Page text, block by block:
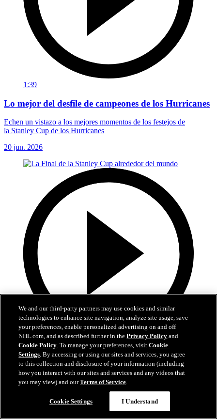
1:39
Lo mejor del desfile de campeones de los Hurricanes
Echen un vistazo a los mejores momentos de los festejos de
la Stanley Cup de los Hurricanes
20 jun. 2026
10:17
La Final de la Stanley Cup alrededor del mundo
Reviva los mejores momentos de la Final en 21 transmisiones y 14
We and our third-party partners may use cookies and similar
technologies to enhance site navigation, analyze site usage, save
your preferences, enable personalized advertising on and off
NHL.com, and as described further in thePrivacy Policy and
Cookie Policy. To manage your preferences, visitCookie
Settings. By accessing or using our sites and services, you agree
to this collection and disclosure of your information (including
how you interact with our sites and services and any videos that
you may view) and ourTerms of Service.
Cookie Settings I Understand